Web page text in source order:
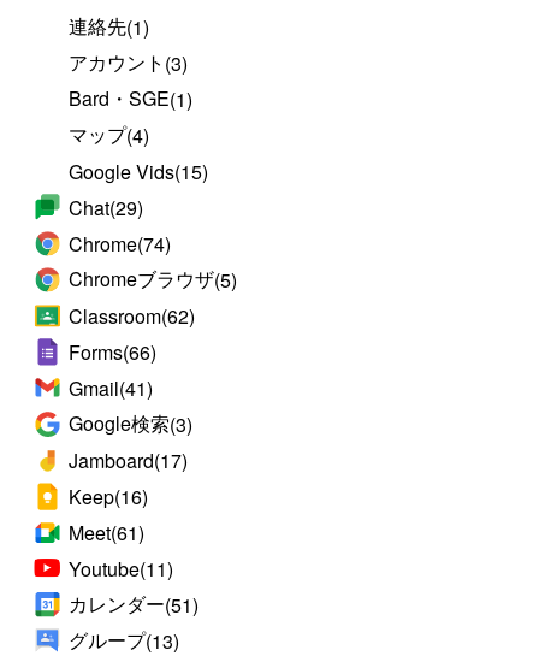
連絡先(1)
アカウント (3)
Bard・SGE(1)
マップ(4)
Google Vids(15)
Chat(29)
Chrome(74)
Chromeブラウザ(5)
Classroom(62)
Forms(66)
Gmail(41)
Google検索(3)
Jamboard(17)
Keep(16)
Meet(61)
Youtube(11)
カレンダー(51)
グループ(13)